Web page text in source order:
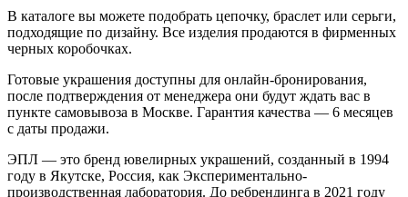
В каталоге вы можете подобрать цепочку, браслет или серьги,
подходящие по дизайну. Все изделия продаются в фирменных
черных коробочках.
Готовые украшения доступны для онлайн-бронирования,
после подтверждения от менеджера они будут ждать вас в
пункте самовывоза в Москве. Гарантия качества — 6 месяцев
с даты продажи.
ЭПЛ — это бренд ювелирных украшений, созданный в 1994
году в Якутске, Россия, как Экспериментально-
производственная лаборатория. До ребрендинга в 2021 году